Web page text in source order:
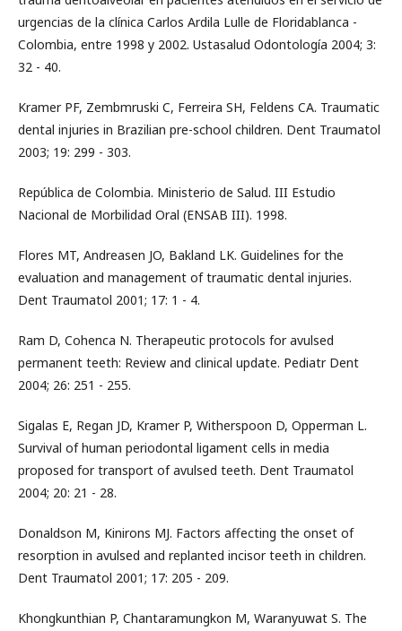
urgencias de la clínica Carlos Ardila Lulle de Floridablanca -
Colombia, entre 1998 y 2002. Ustasalud Odontología 2004; 3:
32 - 40.
Kramer PF, Zembmruski C, Ferreira SH, Feldens CA. Traumatic
dental injuries in Brazilian pre-school children. Dent Traumatol
2003; 19: 299 - 303.
República de Colombia. Ministerio de Salud. III Estudio
Nacional de Morbilidad Oral (ENSAB III). 1998.
Flores MT, Andreasen JO, Bakland LK. Guidelines for the
evaluation and management of traumatic dental injuries.
Dent Traumatol 2001; 17: 1 - 4.
Ram D, Cohenca N. Therapeutic protocols for avulsed
permanent teeth: Review and clinical update. Pediatr Dent
2004; 26: 251 - 255.
Sigalas E, Regan JD, Kramer P, Witherspoon D, Opperman L.
Survival of human periodontal ligament cells in media
proposed for transport of avulsed teeth. Dent Traumatol
2004; 20: 21 - 28.
Donaldson M, Kinirons MJ. Factors affecting the onset of
resorption in avulsed and replanted incisor teeth in children.
Dent Traumatol 2001; 17: 205 - 209.
Khongkunthian P, Chantaramungkon M, Waranyuwat S. The